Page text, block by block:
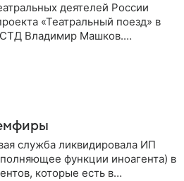
деятелей России
«Театральный поезд» в
СТД Владимир Машков.
служба ликвидировала ИП
функции иноагента) в
которые есть в